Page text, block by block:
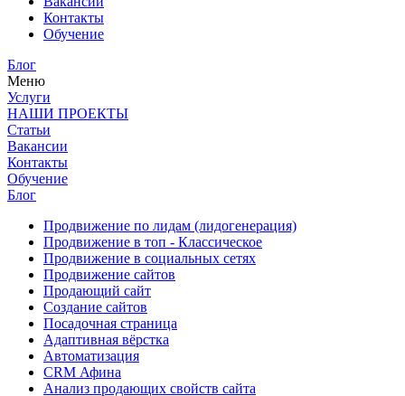
Контакты
Обучение
Блог
Меню
Услуги
НАШИ ПРОЕКТЫ
Статьи
Вакансии
Контакты
Обучение
Блог
Продвижение по лидам (лидогенерация)
Продвижение в топ - Классическое
Продвижение в социальных сетях
Продвижение сайтов
Продающий сайт
Создание сайтов
Посадочная страница
Адаптивная вёрстка
Автоматизация
CRM Афина
Анализ продающих свойств сайта